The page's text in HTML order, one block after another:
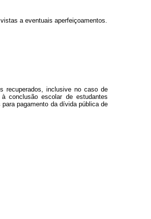
a eventuais aperfeiçoamentos.
inclusive no caso de
conclusão escolar de estudantes
pagamento da dívida pública de